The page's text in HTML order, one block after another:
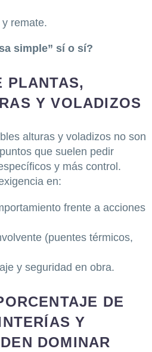
remate.
simple” sí o sí?
PLANTAS,
Y VOLADIZOS
alturas y voladizos no son
que suelen pedir
y más control.
en:
frente a acciones
(puentes térmicos,
y seguridad en obra.
DE
Y
DOMINAR